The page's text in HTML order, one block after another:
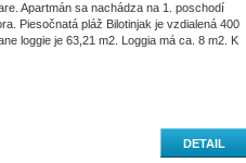
Apartmán sa nachádza na 1. poschodí
Piesočnatá pláž Bilotinjak je vzdialená 400
loggie je 63,21 m2. Loggia má ca. 8 m2. K
DETAIL